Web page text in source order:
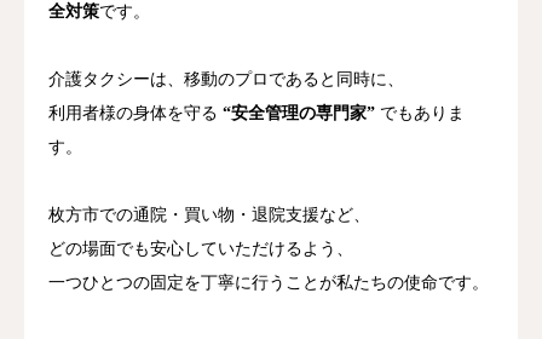
全対策です。
介護タクシーは、移動のプロであると同時に、
利用者様の身体を守る “安全管理の専門家” でもありま
す。
枚方市での通院・買い物・退院支援など、
どの場面でも安心していただけるよう、
一つひとつの固定を丁寧に行うことが私たちの使命です。